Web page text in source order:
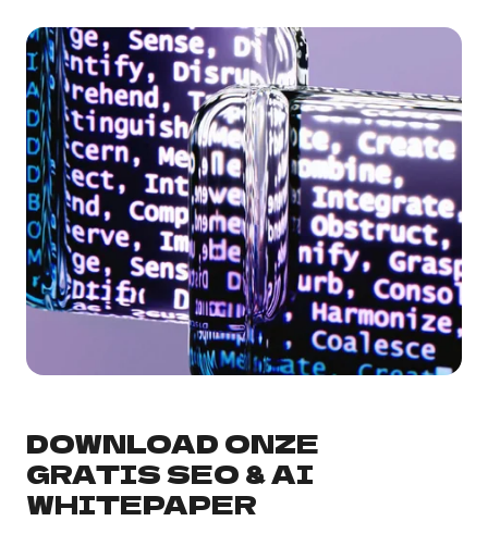
DOWNLOAD ONZE
GRATIS SEO & AI
WHITEPAPER